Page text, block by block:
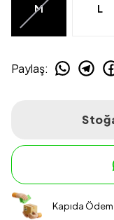
M L
Paylaş:
Kapıda